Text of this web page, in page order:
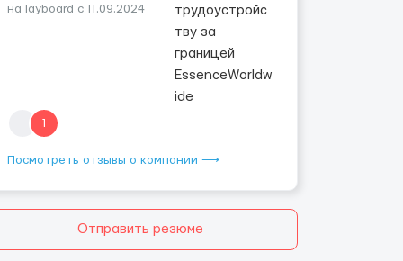
на layboard с 11.09.2024
1
Посмотреть отзывы о компании ⟶
Отправить резюме